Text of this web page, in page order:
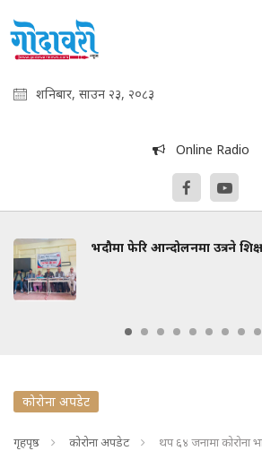
शनिबार, साउन २३, २०८३
Online Radio
भदौमा फेरि आन्दोलनमा उत्रने
कोरोना अपडेट
गृहपृष्ठ कोरोना अपडेट थप ६४ जनामा कोरोना